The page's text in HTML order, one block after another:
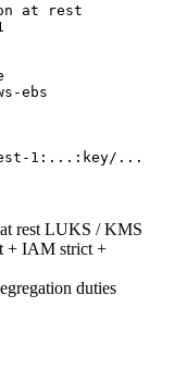
at rest
ebs
1:...:key/...
rest LUKS / KMS
+ IAM strict +
duties